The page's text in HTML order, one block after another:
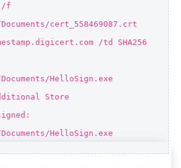
/f
cert_558469087.crt
/td SHA256
HelloSign.exe
Store
HelloSign.exe